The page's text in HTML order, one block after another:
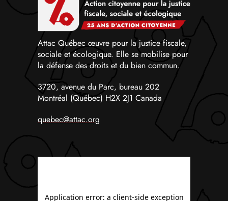
Attac Québec œuvre pour la justice fiscale,
sociale et écologique. Elle se mobilise pour
la défense des droits et du bien commun.
3720, avenue du Parc, bureau 202
Montréal (Québec) H2X 2J1 Canada
quebec@attac.org